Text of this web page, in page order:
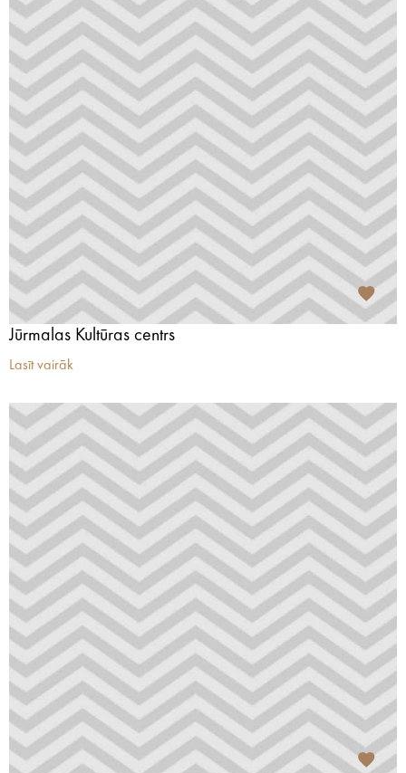
Jūrmalas Kultūras centrs
Lasīt vairāk